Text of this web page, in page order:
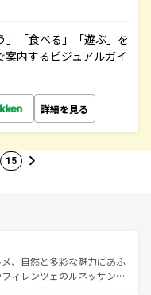
」「食べる」「遊ぶ」を
内するビジュアルガイ
詳細を見る
15
、自然と多彩な魅力にあふ
ィレンツェのルネッサンス